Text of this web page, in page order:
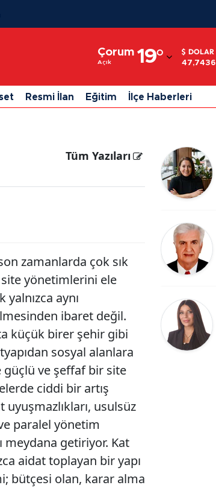
Çorum
Açık 19°
Adıyaman
Afyonkarahisar
Ağrı
Ankara
Antalya
Balıkesir
Bilecik
Bingöl
Bitlis
Bolu
Bursa
Çankırı
Çorum
DOLAR
47,7436
Resmi İlan Eğitim İlçe Haberleri
Tüm Yazıları
zamanlarda çok sık
site yönetimlerini ele
aynı
ibaret değil.
küçük birer şehir gibi
sosyal alanlara
ve şeffaf bir site
ciddi bir artış
uyuşmazlıkları, usulsüz
paralel yönetim
getiriyor. Kat
aidat toplayan bir yapı
bütçesi olan, karar alma